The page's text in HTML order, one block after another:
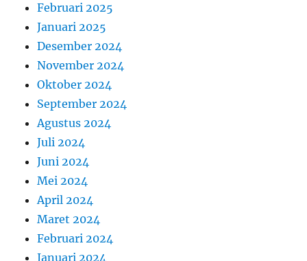
Februari 2025
Januari 2025
Desember 2024
November 2024
Oktober 2024
September 2024
Agustus 2024
Juli 2024
Juni 2024
Mei 2024
April 2024
Maret 2024
Februari 2024
Januari 2024